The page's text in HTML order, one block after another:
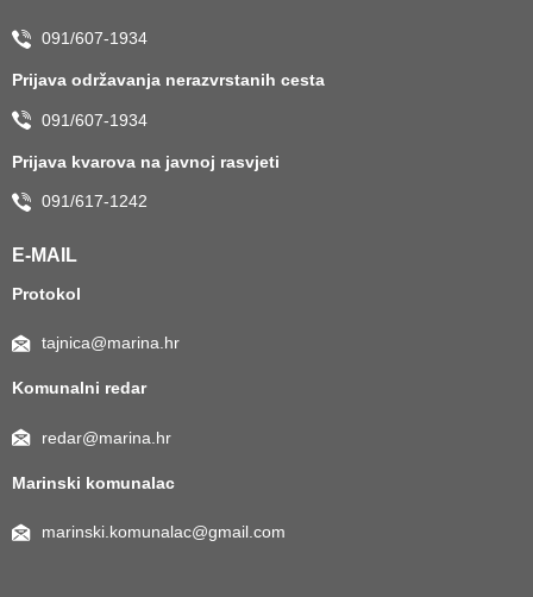
091/607-1934
Prijava održavanja nerazvrstanih cesta
091/607-1934
Prijava kvarova na javnoj rasvjeti
091/617-1242
E-MAIL
Protokol
tajnica@marina.hr
Komunalni redar
redar@marina.hr
Marinski komunalac
marinski.komunalac@gmail.com